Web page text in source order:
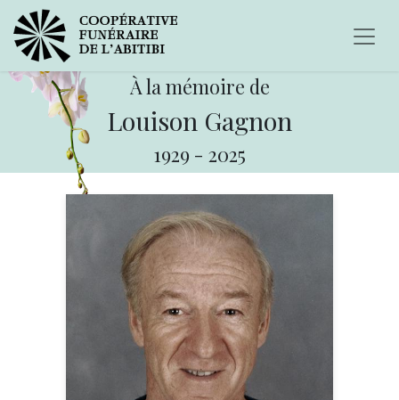
À la mémoire de
Louison Gagnon
1929 - 2025